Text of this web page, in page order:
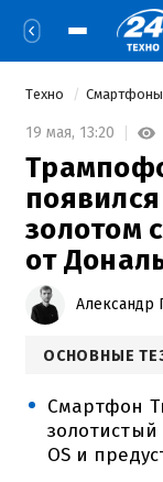
Техно Смартфоны
19 мая, 13:20
золотом
от
Александр
ОСНОВНЫЕ
Смартфон
золотистый
OS и